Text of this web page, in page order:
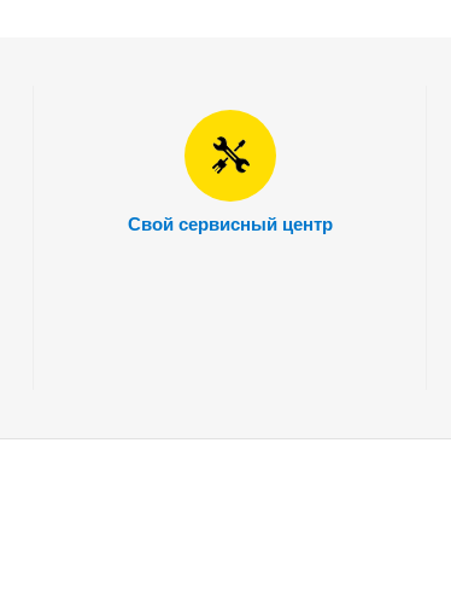
Свой сервисный центр